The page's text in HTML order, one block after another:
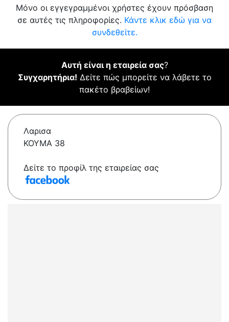
Μόνο οι εγγεγραμμένοι χρήστες έχουν πρόσβαση
σε αυτές τις πληροφορίες. Κάντε κλικ εδώ για να
συνδεθείτε.
Αυτή είναι η εταιρεία σας?
Συγχαρητήρια! Δείτε πώς μπορείτε να λάβετε το
πακέτο βραβείων!
Λαρισα
ΚΟΥΜΑ 38
Δείτε το προφίλ της εταιρείας σας